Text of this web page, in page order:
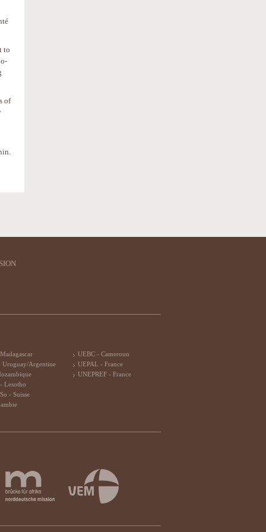
to
of
Uruguay/Argentine
Lesotho
- Suisse
UEBC - Cameroun
UEPAL - France
UNEPREF - France